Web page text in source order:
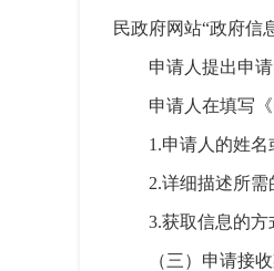
民政府网站“政府信
申请人提出申
申请人在填写
1.申请人的姓
2.详细描述所
3.获取信息的方
（三）申请接